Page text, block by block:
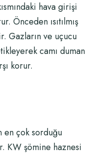
hava girişi
Önceden ısıtılmış
Gazların ve uçucu
camı duman
korur.
en çok sorduğu
KW şömine haznesi